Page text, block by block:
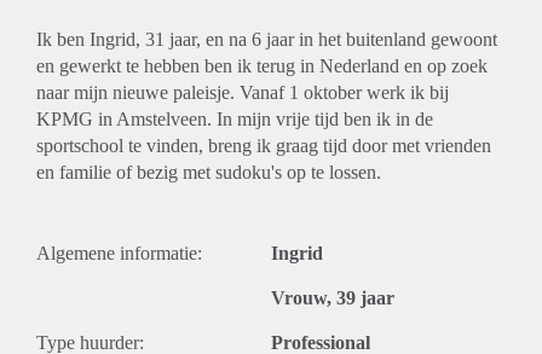
Ik ben Ingrid, 31 jaar, en na 6 jaar in het buitenland gewoont
en gewerkt te hebben ben ik terug in Nederland en op zoek
naar mijn nieuwe paleisje. Vanaf 1 oktober werk ik bij
KPMG in Amstelveen. In mijn vrije tijd ben ik in de
sportschool te vinden, breng ik graag tijd door met vrienden
en familie of bezig met sudoku's op te lossen.
Algemene informatie: Ingrid
Vrouw, 39 jaar
Type huurder: Professional